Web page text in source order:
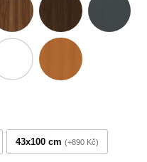
43x100 cm +890 Kč